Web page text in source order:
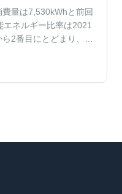
量は7,530kWhと前回
ネルギー比率は2021
2番目にとどまり、省